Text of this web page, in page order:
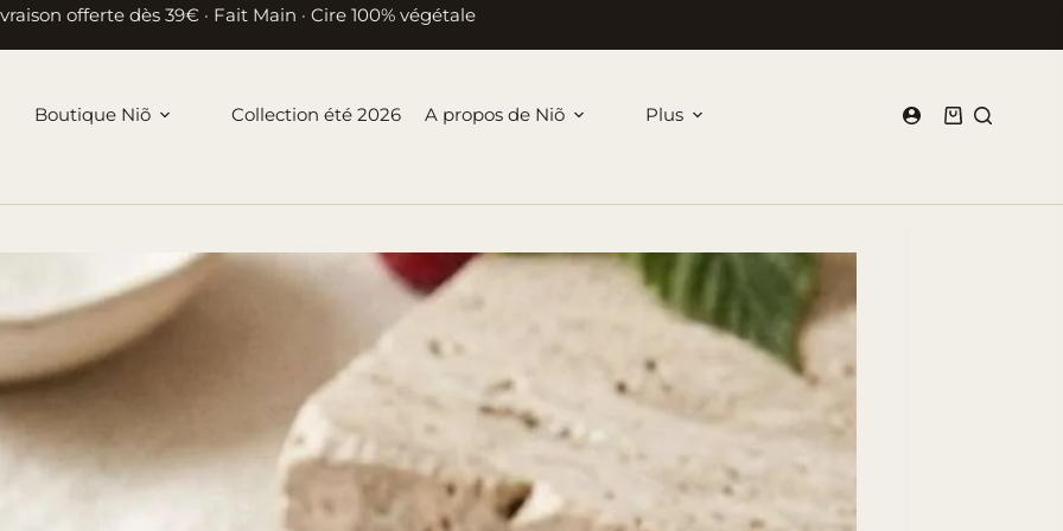
offerte dès 39€ · Fait Main · Cire 100% végétale
Boutique Niõ Collection été 2026 A propos de Niõ Plus
Panier